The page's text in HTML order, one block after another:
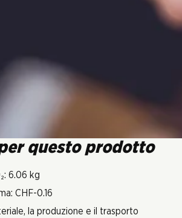
per questo prodotto
6.06 kg
CHF-0.16
la produzione e il trasporto